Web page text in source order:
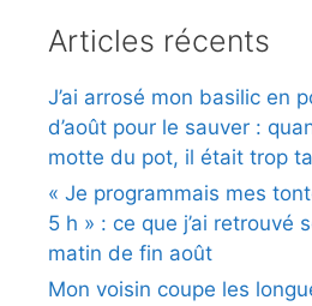
Articles récents
J’ai arrosé mon basilic en
d’août pour le sauver :
motte du pot, il était trop
« Je programmais mes
5 h » : ce que j’ai retrouvé
matin de fin août
Mon voisin coupe les